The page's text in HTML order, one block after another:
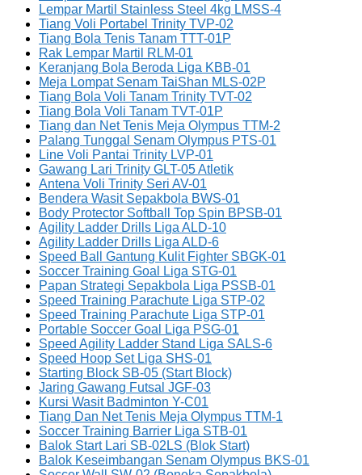
Lempar Martil Stainless Steel 4kg LMSS-4
Tiang Voli Portabel Trinity TVP-02
Tiang Bola Tenis Tanam TTT-01P
Rak Lempar Martil RLM-01
Keranjang Bola Beroda Liga KBB-01
Meja Lompat Senam TaiShan MLS-02P
Tiang Bola Voli Tanam Trinity TVT-02
Tiang Bola Voli Tanam TVT-01P
Tiang dan Net Tenis Meja Olympus TTM-2
Palang Tunggal Senam Olympus PTS-01
Line Voli Pantai Trinity LVP-01
Gawang Lari Trinity GLT-05 Atletik
Antena Voli Trinity Seri AV-01
Bendera Wasit Sepakbola BWS-01
Body Protector Softball Top Spin BPSB-01
Agility Ladder Drills Liga ALD-10
Agility Ladder Drills Liga ALD-6
Speed Ball Gantung Kulit Fighter SBGK-01
Soccer Training Goal Liga STG-01
Papan Strategi Sepakbola Liga PSSB-01
Speed Training Parachute Liga STP-02
Speed Training Parachute Liga STP-01
Portable Soccer Goal Liga PSG-01
Speed Agility Ladder Stand Liga SALS-6
Speed Hoop Set Liga SHS-01
Starting Block SB-05 (Start Block)
Jaring Gawang Futsal JGF-03
Kursi Wasit Badminton Y-C01
Tiang Dan Net Tenis Meja Olympus TTM-1
Soccer Training Barrier Liga STB-01
Balok Start Lari SB-02LS (Blok Start)
Balok Keseimbangan Senam Olympus BKS-01